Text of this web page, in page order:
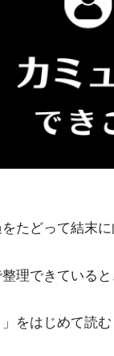
たどって結末に
理できている
をはじめて読